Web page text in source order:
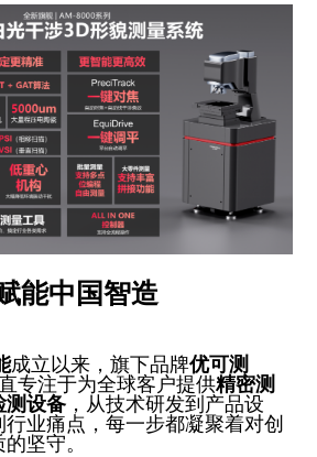
能中国智造
成立以来，旗下品牌优可测
专注于为全球客户提供精密测
测设备 ，从技术研发到产品设
业痛点，每一步都凝聚着对创
坚守。